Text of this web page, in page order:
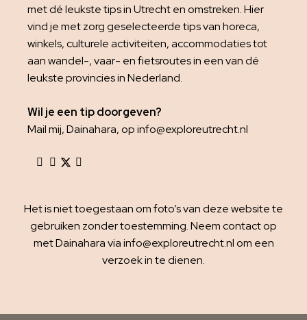
met dé leukste tips in Utrecht en omstreken. Hier
vind je met zorg geselecteerde tips van horeca,
winkels, culturele activiteiten, accommodaties tot
aan wandel-, vaar- en fietsroutes in een van dé
leukste provincies in Nederland.
Wil je een tip doorgeven?
Mail mij, Dainahara, op info@exploreutrecht.nl
Het is niet toegestaan om foto’s van deze website te
gebruiken zonder toestemming. Neem contact op
met Dainahara via info@exploreutrecht.nl om een
verzoek in te dienen.